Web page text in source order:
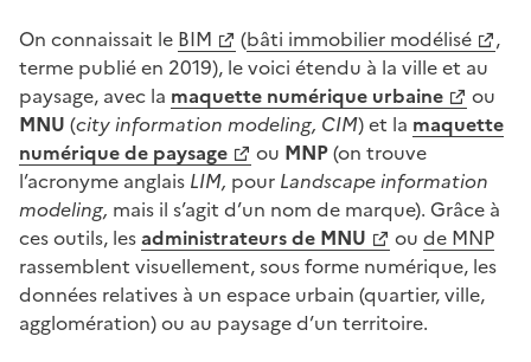
On connaissait le BIM (bâti immobilier modélisé
,
terme publié en 2019), le voici étendu à la ville et au
paysage, avec la maquette numérique urbaine
ou
MNU (city information modeling, CIM) et la maquette
numérique de paysage
ou MNP(on trouve
l’acronyme anglais LIM, pour Landscape information
modeling, mais il s’agit d’un nom de marque). Grâce à
ces outils, lesadministrateurs de MNU ou de MNP
rassemblent visuellement, sous forme numérique, les
données relatives à un espace urbain (quartier, ville,
agglomération) ou au paysage d’un territoire.